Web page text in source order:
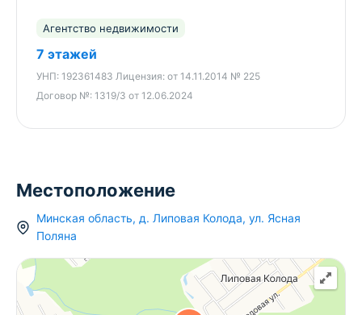
Агентство недвижимости
7 этажей
УНП: 192361483 Лицензия: от 14.11.2014 № 225
Договор №: 1319/3 от 12.06.2024
Местоположение
Минская область, д. Липовая Колода, ул. Ясная
Поляна